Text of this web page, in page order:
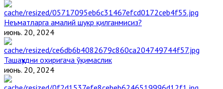
Неъматларга амалий шукр қилганмисиз?
июнь. 20, 2024
Ташаҳҳудни охиригача ўқимаслик
июнь. 20, 2024